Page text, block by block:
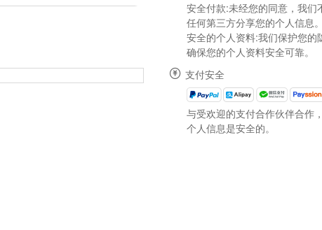
安全付款:未经您的同意，我们
任何第三方分享您的个人信息
安全的个人资料:我们保护您的
确保您的个人资料安全可靠。
支付安全
与受欢迎的支付合作伙伴合作
个人信息是安全的。